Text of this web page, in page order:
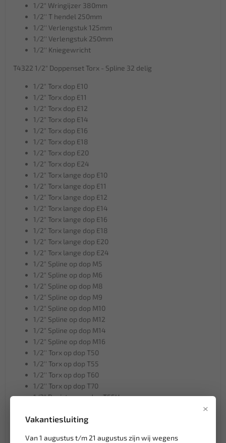
×
Vakantiesluiting
Van 1 augustus t/m 21 augustus zijn wij wegens
1/2" Wringijzer 380mm
1/2'' T hendel 250mm
1/2'' Verlengstuk 125mm
1/2'' Verlengstuk 250mm
1/2'' Kniegewricht
T4322 1/2" Doppenset Torx - Spline 32 delig
1/2" Torx dop E10
1/2" Torx dop E11
1/2" Torx dop E12
1/2" Torx dop E14
1/2" Torx dop E16
1/2" Torx dop E18
1/2" Torx dop E20
1/2" Torx dop E24
1/2" Torx lange dop E10
1/2" Torx lange dop E11
1/2" Torx lange dop E12
1/2" Torx lange dop E14
1/2" Torx lange dop E16
1/2" Torx lange dop E18
1/2" Torx lange dop E20
1/2" Torx lange dop E24
1/2" Spline op dop M5
1/2" Spline op dop M6
1/2" Spline op dop M8
1/2" Spline op dop M9
1/2" Spline op dop M10
1/2" Spline op dop M12
1/2" Spline op dop M14
1/2" Spline op dop M16
1/2'' Torx op dop T50
1/2'' Torx op dop T55
1/2'' Torx op dop T60
1/2'' Torx op dop T70
1/2" Resistorx op dop T55H
1/2" Resistorx op dop T60H